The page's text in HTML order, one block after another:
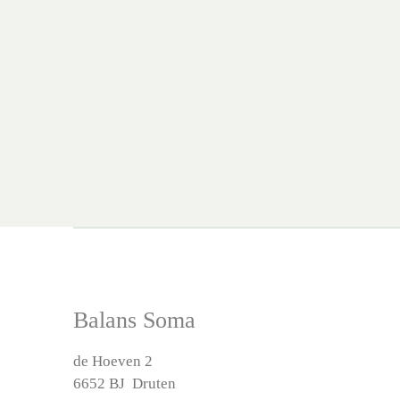
Balans Soma
de Hoeven 2
6652 BJ Druten